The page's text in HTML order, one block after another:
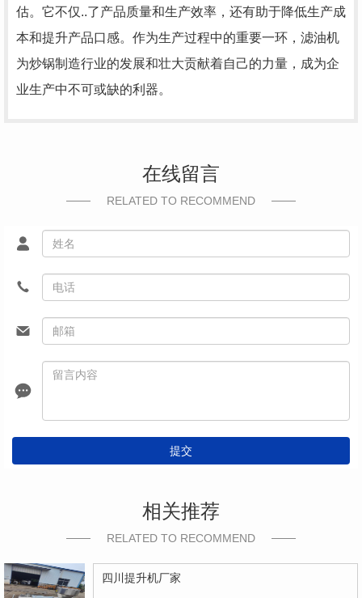
估。它不仅..了产品质量和生产效率，还有助于降低生产成
本和提升产品口感。作为生产过程中的重要一环，滤油机
为炒锅制造行业的发展和壮大贡献着自己的力量，成为企
业生产中不可或缺的利器。
在线留言
RELATED TO RECOMMEND
提交
相关推荐
RELATED TO RECOMMEND
四川提升机厂家